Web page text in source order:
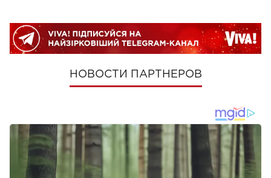
НОВОСТИ ПАРТНЕРОВ